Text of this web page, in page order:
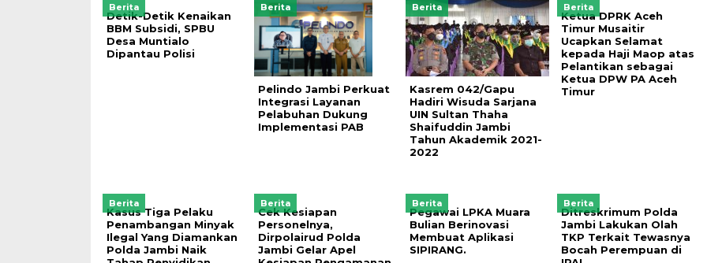
Berita
Detik-Detik Kenaikan
BBM Subsidi, SPBU
Desa Muntialo
Dipantau Polisi
Berita
Pelindo Jambi Perkuat
Integrasi Layanan
Pelabuhan Dukung
Implementasi PAB
Berita
Kasrem 042/Gapu
Hadiri Wisuda Sarjana
UIN Sultan Thaha
Shaifuddin Jambi
Tahun Akademik 2021-
2022
Berita
Ketua DPRK Aceh
Timur Musaitir
Ucapkan Selamat
kepada Haji Maop atas
Pelantikan sebagai
Ketua DPW PA Aceh
Timur
Berita
Kasus Tiga Pelaku
Penambangan Minyak
Ilegal Yang Diamankan
Polda Jambi Naik
Berita
Cek Kesiapan
Personelnya,
Dirpolairud Polda
Jambi Gelar Apel
Berita
Pegawai LPKA Muara
Bulian Berinovasi
Membuat Aplikasi
SIPIRANG.
Berita
Ditreskrimum Polda
Jambi Lakukan Olah
TKP Terkait Tewasnya
Bocah Perempuan di